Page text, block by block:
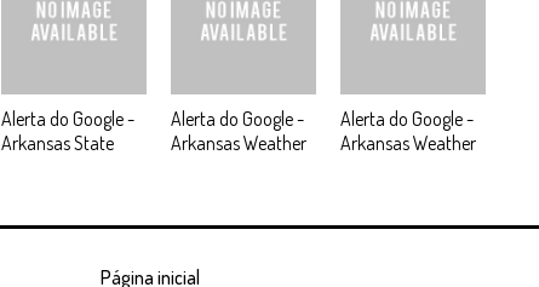
Alerta do Google -
Arkansas State
Alerta do Google -
Arkansas Weather
Alerta do Google -
Arkansas Weather
Página inicial